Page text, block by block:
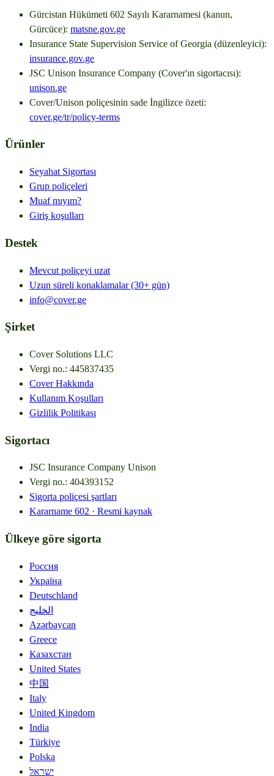
Gürcistan Hükümeti 602 Sayılı Kararnamesi (kanun,
Gürcüce): matsne.gov.ge
Insurance State Supervision Service of Georgia (düzenleyici):
insurance.gov.ge
JSC Unison Insurance Company (Cover'ın sigortacısı):
unison.ge
Cover/Unison poliçesinin sade İngilizce özeti:
cover.ge/tr/policy-terms
Ürünler
Seyahat Sigortası
Grup poliçeleri
Muaf mıyım?
Giriş koşulları
Destek
Mevcut poliçeyi uzat
Uzun süreli konaklamalar (30+ gün)
info@cover.ge
Şirket
Cover Solutions LLC
Vergi no.: 445837435
Cover Hakkında
Kullanım Koşulları
Gizlilik Politikası
Sigortacı
JSC Insurance Company Unison
Vergi no.: 404393152
Sigorta poliçesi şartları
Kararname 602 · Resmi kaynak
Ülkeye göre sigorta
Россия
Україна
Deutschland
الخليج
Azərbaycan
Greece
Казахстан
United States
中国
Italy
United Kingdom
India
Türkiye
Polska
ישראל